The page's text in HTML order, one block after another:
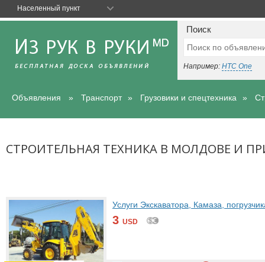
Поиск
Например: HTC One
Объявления Транспорт Грузовики и спецтехника
СТРОИТЕЛЬНАЯ ТЕХНИКА В МОЛДОВЕ И
Услуги Экскаватора, Камаза,
3 USD
Населенный пункт